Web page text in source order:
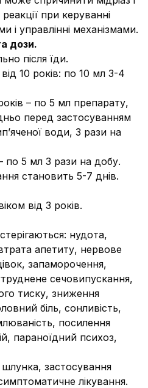
при керуванні
і управлінні механізмами.
дози.
після їди.
10 років: по 10 мл 3-4
– по 5 мл препарату,
перед застосуванням
води, 3 рази на
по 5 мл 3 рази на добу.
становить 5-7 днів.
від 3 років.
нудота,
апетиту, нервове
запаморочення,
сечовипускання,
тиску, зниження
біль, сонливість,
посилення
параноїдний психоз,
застосування
лікування.